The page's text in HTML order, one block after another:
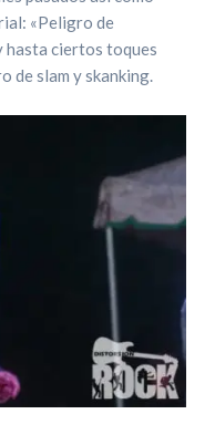
«Peligro de
hasta ciertos toques
de slam y skanking.